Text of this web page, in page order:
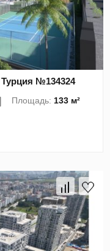
№134324
Площадь:133 м²